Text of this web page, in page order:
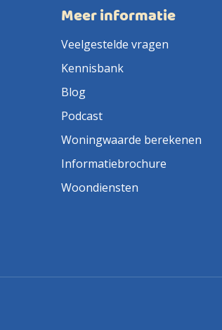
Meer informatie
Veelgestelde vragen
Kennisbank
Blog
Podcast
Woningwaarde berekenen
Informatiebrochure
Woondiensten